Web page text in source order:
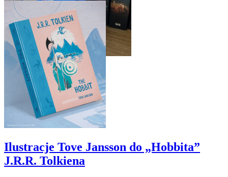
Ilustracje Tove Jansson do „Hobbita”
J.R.R. Tolkiena